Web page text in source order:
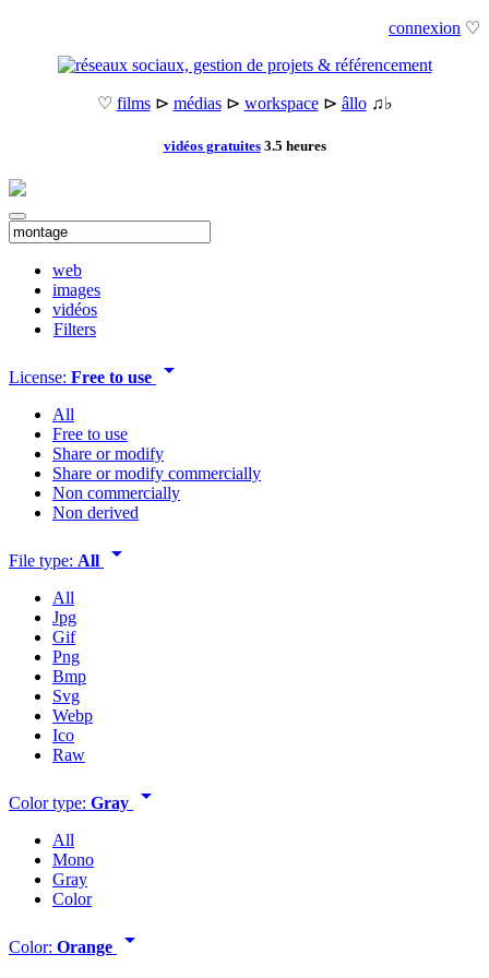
connexion ♡
♡ films⊳ médias⊳ workspace⊳ âllo♫♭
vidéos gratuites3.5 heures
web
images
vidéos
Filters
License: Free to use arrow_drop_down
All
Free to use
Share or modify
Share or modify commercially
Non commercially
Non derived
File type: All arrow_drop_down
All
Jpg
Gif
Png
Bmp
Svg
Webp
Ico
Raw
Color type: Gray arrow_drop_down
All
Mono
Gray
Color
Color: Orange arrow_drop_down